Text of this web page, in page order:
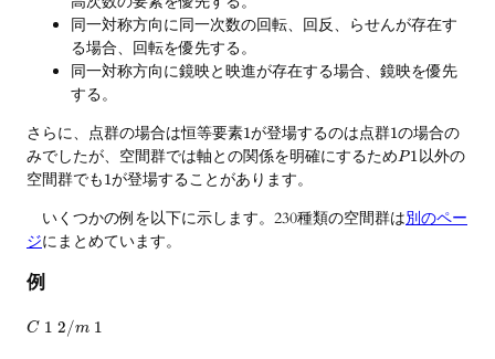
同一対称方向に同一次数の回転、回反、らせんが存在す
る場合、回転を優先する。
同一対称方向に鏡映と映進が存在する場合、鏡映を優先
する。
さらに、点群の場合は恒等要素1が登場するのは点群1の場合の
みでしたが、空間群では軸との関係を明確にするためP1以外の
空間群でも1が登場することがあります。
いくつかの例を以下に示します。230種類の空間群は別のペー
ジにまとめています。
例
C 1 2/m 1